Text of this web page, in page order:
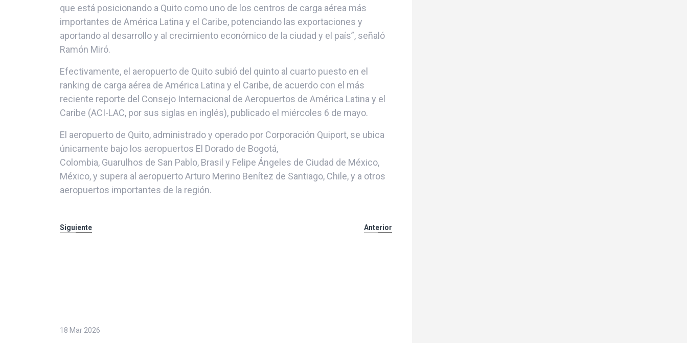
que está posicionando a Quito como uno de los centros de carga aérea más
importantes de América Latina y el Caribe, potenciando las exportaciones y
aportando al desarrollo y al crecimiento económico de la ciudad y el país”, señaló
Ramón Miró.
Efectivamente, el aeropuerto de Quito subió del quinto al cuarto puesto en el
ranking de carga aérea de América Latina y el Caribe, de acuerdo con el más
reciente reporte del Consejo Internacional de Aeropuertos de América Latina y el
Caribe (ACI-LAC, por sus siglas en inglés), publicado el miércoles 6 de mayo.
El aeropuerto de Quito, administrado y operado por Corporación Quiport, se ubica
únicamente bajo los aeropuertos El Dorado de Bogotá,
Colombia, Guarulhos de San Pablo, Brasil y Felipe Ángeles de Ciudad de México,
México, y supera al aeropuerto Arturo Merino Benítez de Santiago, Chile, y a otros
aeropuertos importantes de la región.
Siguiente Anterior
18 Mar 2026